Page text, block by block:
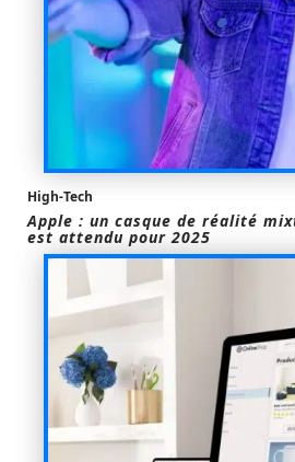
High-Tech
Apple : un casque de réalité
est attendu pour 2025